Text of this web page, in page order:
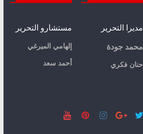
مديرا التحرير
محمد جودة
حنان فكري
مستشارو التحرير
إلهامي الميرغي
أحمد سعد